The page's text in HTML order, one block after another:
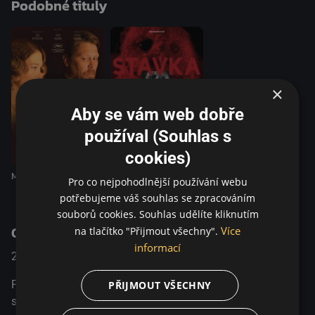
Podobné tituly
Miloval jsem svou ženu
Stávka
O pořadu
2014
Podmanivá historie nenadálé lásky. Jedna jediná noc
strávená s neznámou ženou se stává pro mladého
×
Aby se vám web dobře
používal (Souhlas s
cookies)
Pro co nejpohodlnější používání webu
potřebujeme váš souhlas se zpracováním
souborů cookies. Souhlas udělíte kliknutím
na tlačítko "Přijmout všechny". Více
informací
PŘIJMOUT VŠECHNY